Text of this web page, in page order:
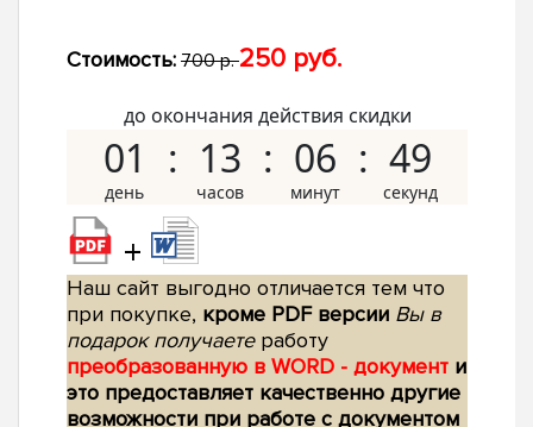
Стоимость: 700 р.250 руб.
до окончания действия скидки
01 13 06 48
+
Наш сайт выгодно отличается тем что
при покупке, кроме PDF версии Вы в
подарок получаетеработу
преобразованную в WORD - документ и
это предоставляет качественно другие
возможности при работе с документом